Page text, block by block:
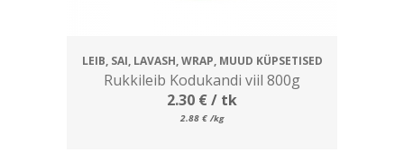
LEIB, SAI, LAVASH, WRAP, MUUD KÜPSETISED
Rukkileib Kodukandi viil 800g
2.30 €/ tk
2.88 € /kg